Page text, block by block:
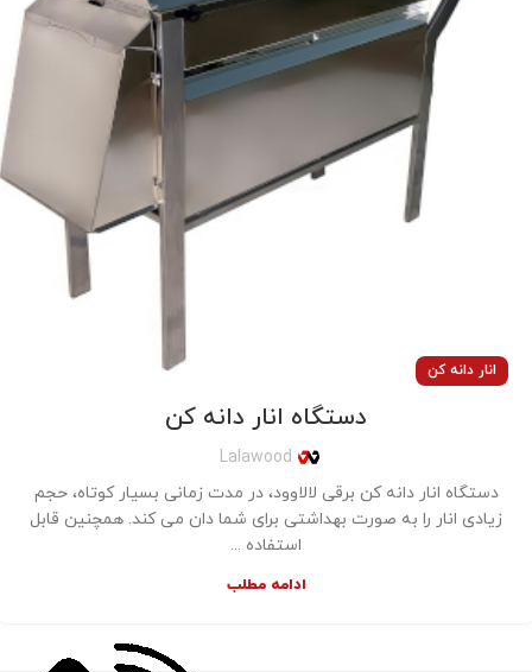
انار دانه کن
دستگاه انار دانه کن
Lalawood
دستگاه انار دانه کن برقی لالاوود، در مدت زمانی بسیار کوتاه، حجم
زیادی انار را به صورت بهداشتی برای شما دان می کند. همچنین قابل
استفاده ...
ادامه مطلب